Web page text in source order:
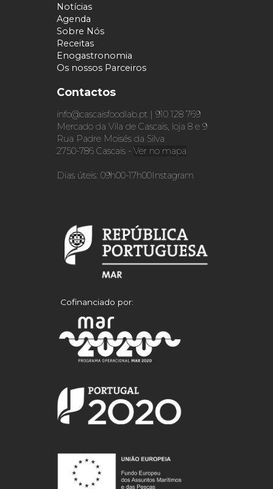
Notícias
Agenda
Sobre Nós
Receitas
Enogastronomia
Os nossos Parceiros
Contactos
info@cascaisfoodlab.pt | 910 128 769
Mercado da Vila de Cascais, loja 8 e 9
Rua Padre Moisés da Silva
2750-786 Cascais -Ver no mapa
Dias úteis: 09h00-17h00Instagram
Cofinanciado por: